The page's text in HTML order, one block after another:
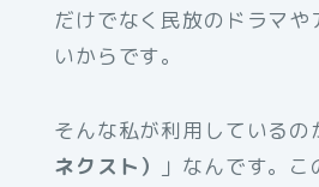
だけでなく民放のドラマや
いからです。
そんな私が利用しているの
ネクスト）
」なんです。